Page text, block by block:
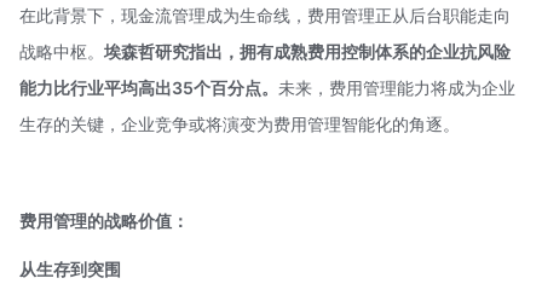
在此背景下，现金流管理成为生命线，费用管理正从后台职能走向
战略中枢。 埃森哲研究指出，拥有成熟费用控制体系的企业抗风险
能力比行业平均高出35个百分点。 未来，费用管理能力将成为企业
生存的关键，企业竞争或将演变为费用管理智能化的角逐。
费用管理的战略价值：
从生存到突围